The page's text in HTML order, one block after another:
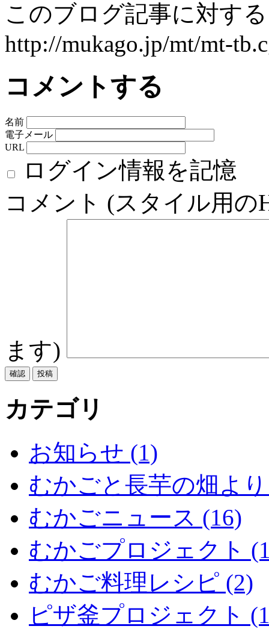
このブログ記事に対す
http://mukago.jp/mt/mt-
コメントする
名前
電子メール
URL
ログイン情報を記憶
コメント (スタイル用
ます)
カテゴリ
お知らせ (1)
むかごと長芋の畑よ
むかごニュース (16)
むかごプロジェクト
むかご料理レシピ (2)
ピザ釜プロジェクト